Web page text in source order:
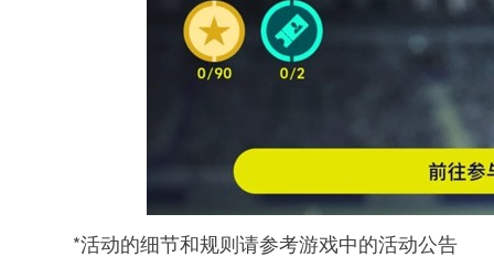
*活动的细节和规则请参考游戏中的活动公告